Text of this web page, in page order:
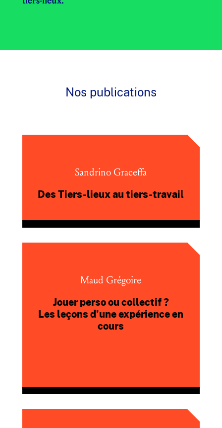
Nos publications
Sandrino Graceffa
Des Tiers-lieux au tiers-travail
Maud Grégoire
Jouer perso ou collectif ?
Les leçons d’une expérience en
cours